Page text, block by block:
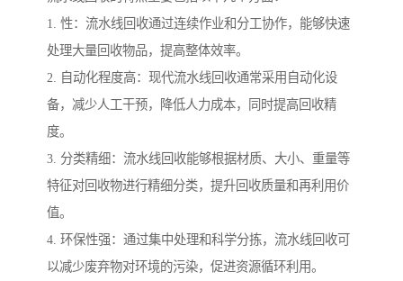
1. 性：流水线回收通过连续作业和分工协作，能够快速
处理大量回收物品，提高整体效率。
2. 自动化程度高：现代流水线回收通常采用自动化设
备，减少人工干预，降低人力成本，同时提高回收精
度。
3. 分类精细：流水线回收能够根据材质、大小、重量等
特征对回收物进行精细分类，提升回收质量和再利用价
值。
4. 环保性强：通过集中处理和科学分拣，流水线回收可
以减少废弃物对环境的污染，促进资源循环利用。